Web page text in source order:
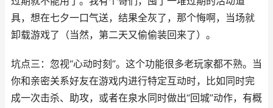
具，想在七夕一口气送，结果全灰了，那个悔啊，当场就
卸载游戏了（当然，第二天又偷偷装回来了）。
坑点三：忽视“心动时刻”。这个功能很多老玩家都不熟。当
你和亲密关系好友在游戏内进行特定互动时，比如同时完
成一次击杀、助攻，或者在泉水同时做出“回城”动作，有概